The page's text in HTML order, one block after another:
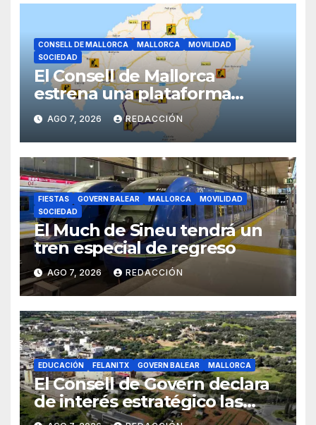
CONSELL DE MALLORCA MALLORCA
MOVILIDAD
SOCIEDAD
El Consell de Mallorca
estrena una plataforma
inteligente de incidencias
viarias en tiempo real
AGO 7, 2026 REDACCIÓN
FIESTAS GOVERN BALEAR MALLORCA
MOVILIDAD
SOCIEDAD
El Much de Sineu tendrá un
tren especial de regreso
AGO 7, 2026 REDACCIÓN
EDUCACIÓN FELANITX GOVERN BALEAR MALLORCA
El Consell de Govern declara
de interés estratégico las
obras de acceso al nuevo